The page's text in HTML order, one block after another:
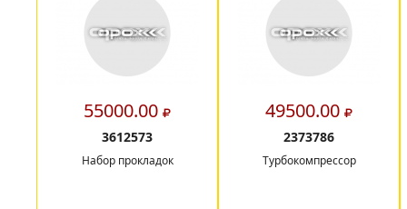
55000.00
3612573
Набор прокладок
49500.00
2373786
Турбокомпрессор